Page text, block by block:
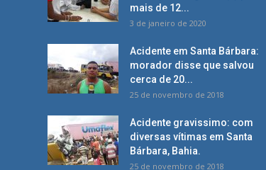
mais de 12...
3 de janeiro de 2020
Acidente em Santa Bárbara:
morador disse que salvou
cerca de 20...
25 de novembro de 2018
Acidente gravissimo: com
diversas vítimas em Santa
Bárbara, Bahia.
25 de novembro de 2018